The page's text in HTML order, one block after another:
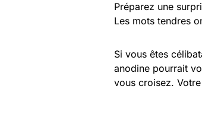
Préparez une
Les mots tendres
Si vous êtes
anodine pourrait
vous croisez.